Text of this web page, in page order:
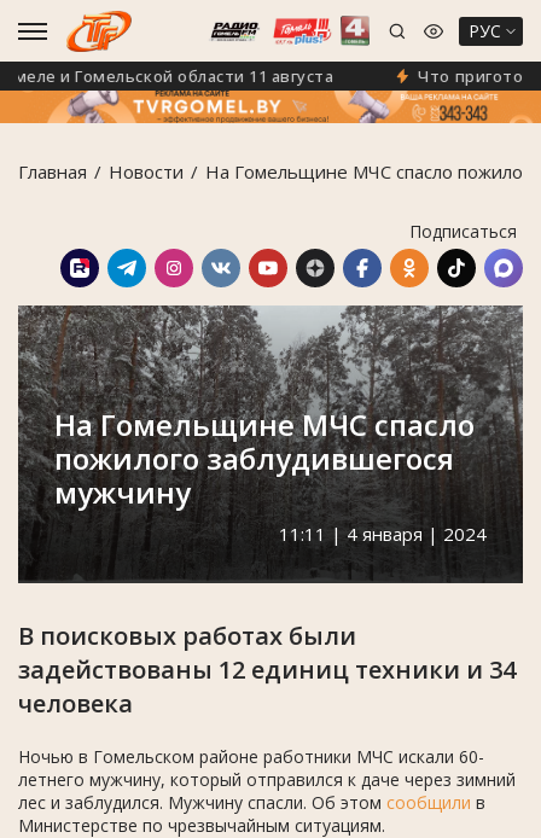
РУС
и Гомельской области 11 августа Что приготовил
Главная Новости На Гомельщине МЧС спасло
Подписаться
На Гомельщине МЧС спасло
пожилого заблудившегося
мужчину
11:11 | 4 января | 2024
В поисковых работах были
задействованы 12 единиц техники и 34
человека
Ночью в Гомельском районе работники МЧС искали 60-
летнего мужчину, который отправился к даче через зимний
лес и заблудился. Мужчину спасли. Об этом сообщили в
Министерстве по чрезвычайным ситуациям.